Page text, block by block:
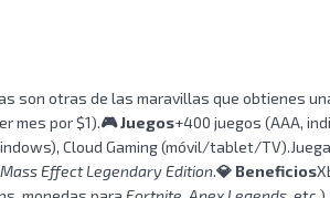
son otras de las maravillas que obtienes
mes por $1).🎮Juegos+400 juegos (AAA,
Cloud Gaming (móvil/tablet/
Mass Effect Legendary Edition.💎 Beneficios